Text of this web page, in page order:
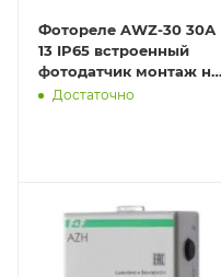
Фотореле AWZ-30 30А
13 IP65 встроенный
фотодатчик монтаж на
поверх. F&F
Достаточно